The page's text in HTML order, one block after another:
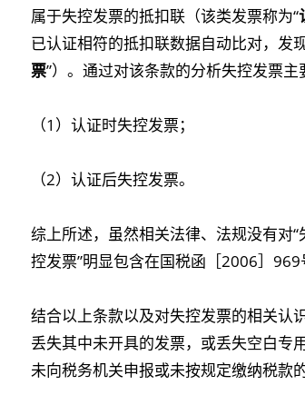
属于失控发票的抵扣联（该类发票称为“
已认证相符的抵扣联数据自动比对，发
票”）。通过对该条款的分析失控发票主
（1）认证时失控发票；
（2）认证后失控发票。
综上所述，虽然相关法律、法规没有对
控发票”明显包含在国税函［2006］969
结合以上条款以及对失控发票的相关认
丢失其中未开具的发票，或丢失空白专
未向税务机关申报或未按规定缴纳税款